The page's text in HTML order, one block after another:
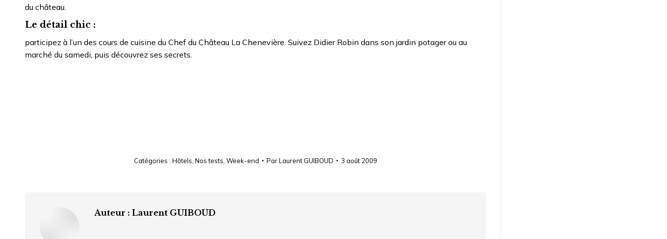
du château.
Le détail chic :
participez à l’un des cours de cuisine du Chef du Château La Chenevière. Suivez Didier Robin dans son jardin potager ou au
marché du samedi, puis découvrez ses secrets.
Catégories : Hôtels Nos tests Week-end ParLaurent GUIBOUD 3 août 2009
Auteur : Laurent GUIBOUD